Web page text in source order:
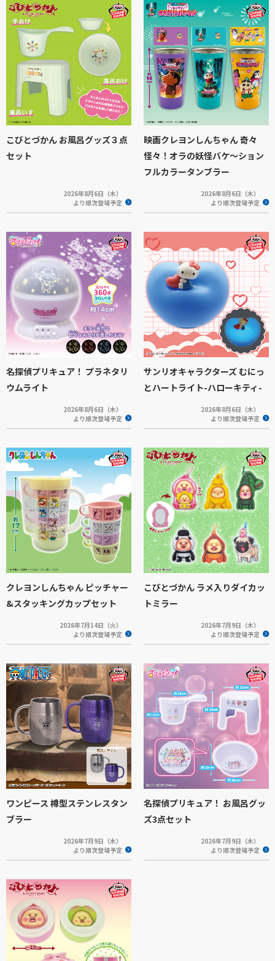
こびとづかん お風呂グッズ３点
セット
2026年8月6日（木）
より順次登場予定
映画クレヨンしんちゃん 奇々
怪々！オラの妖怪バケ～ション
フルカラータンブラー
2026年8月6日（木）
より順次登場予定
名探偵プリキュア！ プラネタリ
ウムライト
2026年8月6日（木）
より順次登場予定
サンリオキャラクターズ むにっ
とハートライト-ハローキティ-
2026年8月6日（木）
より順次登場予定
クレヨンしんちゃん ピッチャー
&スタッキングカップセット
2026年7月14日（火）
より順次登場予定
こびとづかん ラメ入りダイカッ
トミラー
2026年7月9日（木）
より順次登場予定
ワンピース 樽型ステンレスタン
ブラー
2026年7月9日（木）
より順次登場予定
名探偵プリキュア！ お風呂グッ
ズ3点セット
2026年7月9日（木）
より順次登場予定